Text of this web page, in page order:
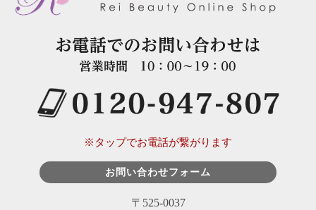
※タップでお電話が繋がります
お問い合わせフォーム
〒525-0037